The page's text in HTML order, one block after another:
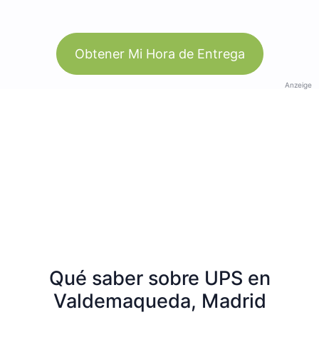
Obtener Mi Hora de Entrega
Anzeige
Qué saber sobre UPS en
Valdemaqueda, Madrid